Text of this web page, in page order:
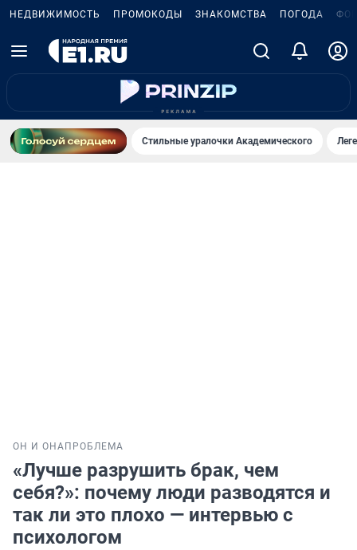
НЕДВИЖИМОСТЬ ПРОМОКОДЫ ЗНАКОМСТВА ПОГОДА
Стильные уралочки Академического
ОН И ОНА ПРОБЛЕМА
«Лучше разрушить брак, чем
себя?»: почему люди разводятся и
так ли это плохо — интервью с
психологом